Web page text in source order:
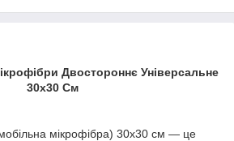
Двостороннє Універсальне
30x30 См
мікрофібра) 30x30 см — це